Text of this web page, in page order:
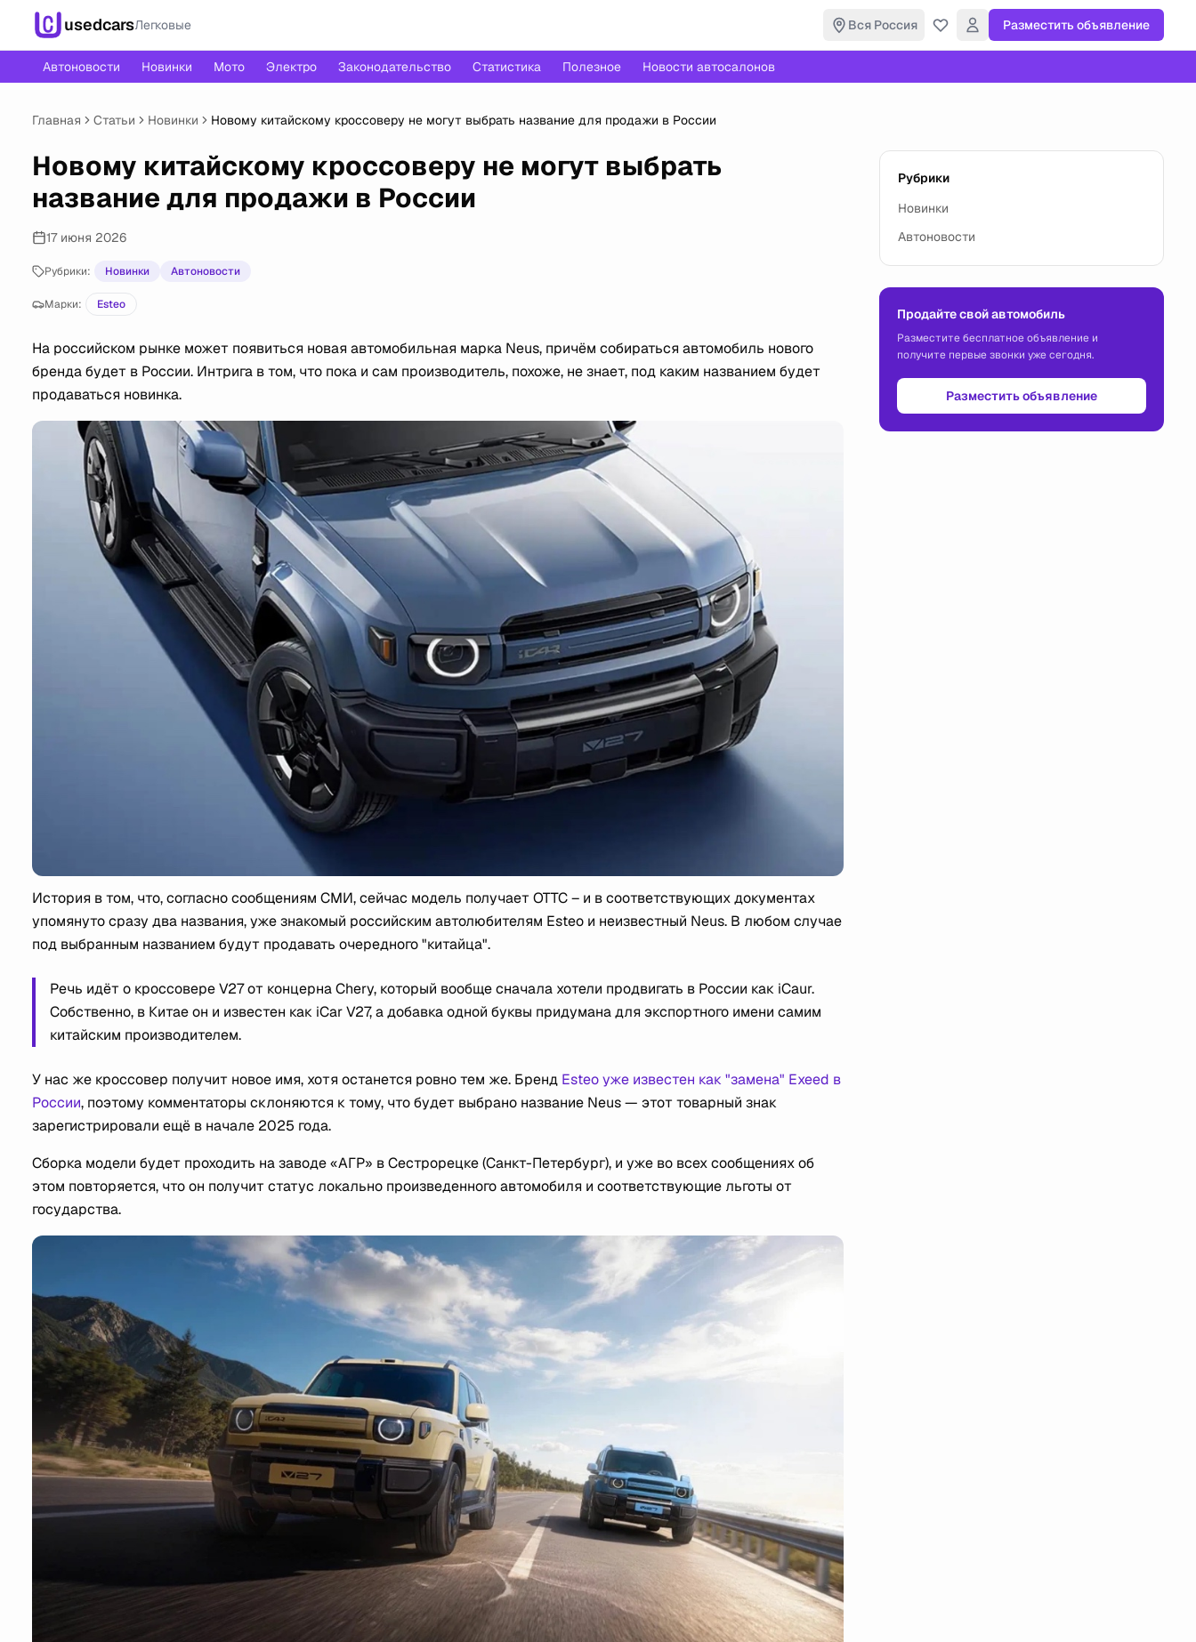
usedcarsЛегковые Вся Россия Разместить объявление
Автоновости Новинки Мото Электро Законодательство Статистика Полезное Новости автосалонов
Главная Статьи Новинки Новому китайскому кроссоверу не могут выбрать название для продажи в России
Новому китайскому кроссоверу не могут выбрать
название для продажи в России
17 июня 2026
Рубрики: Новинки Автоновости
Марки: Esteo
На российском рынке может появиться новая автомобильная марка Neus, причём собираться автомобиль нового
бренда будет в России. Интрига в том, что пока и сам производитель, похоже, не знает, под каким названием будет
продаваться новинка.
История в том, что, согласно сообщениям СМИ, сейчас модель получает ОТТС – и в соответствующих документах
упомянуто сразу два названия, уже знакомый российским автолюбителям Esteo и неизвестный Neus. В любом случае
под выбранным названием будут продавать очередного "китайца".
Речь идёт о кроссовере V27 от концерна Chery, который вообще сначала хотели продвигать в России как iCaur.
Собственно, в Китае он и известен как iCar V27, а добавка одной буквы придумана для экспортного имени самим
китайским производителем.
У нас же кроссовер получит новое имя, хотя останется ровно тем же. Бренд Esteo уже известен как "замена" Exeed в
России, поэтому комментаторы склоняются к тому, что будет выбрано название Neus — этот товарный знак
зарегистрировали ещё в начале 2025 года.
Сборка модели будет проходить на заводе «АГР» в Сестрорецке (Санкт-Петербург), и уже во всех сообщениях об
этом повторяется, что он получит статус локально произведенного автомобиля и соответствующие льготы от
государства.
Рубрики
Новинки
Автоновости
Продайте свой автомобиль
Разместите бесплатное объявление и
получите первые звонки уже сегодня.
Разместить объявление